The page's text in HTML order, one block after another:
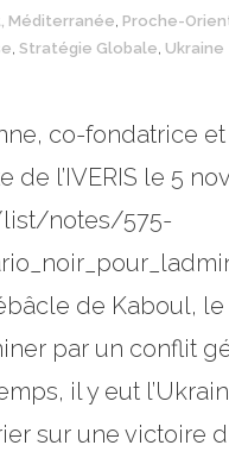
Méditerranée, Proche-
, Stratégie Globale, Ukraine
co-fondatrice
de l’IVERIS le 5
notes/575-
de Kaboul,
par un conflit
il y eut
sur une victoire